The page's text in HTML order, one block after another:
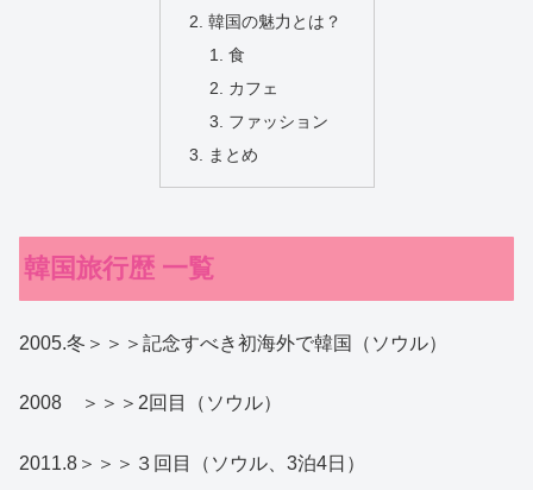
韓国の魅力とは？
食
カフェ
ファッション
まとめ
韓国旅行歴 一覧
2005.冬＞＞＞記念すべき初海外で韓国（ソウル）
2008 ＞＞＞2回目（ソウル）
2011.8＞＞＞３回目（ソウル、3泊4日）